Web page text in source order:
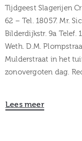
Tijdgeest Slagerijen
62 – Tel. 18057. Mr.
Bilderdijkstr. 9a Telef.
Weth. D.M.
Mulderstraat in het
zonovergoten dag.
Lees meer